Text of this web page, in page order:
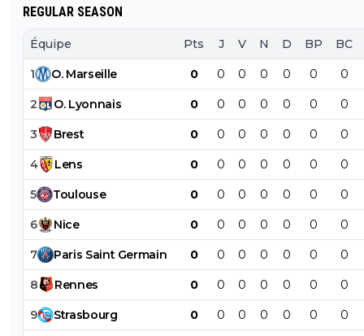
REGULAR SEASON
Équipe Pts J V N D BP BC
1 O. Marseille 0 0 0 0 0 0 0
2 O. Lyonnais 0 0 0 0 0 0 0
3 Brest 0 0 0 0 0 0 0
4 Lens 0 0 0 0 0 0 0
5 Toulouse 0 0 0 0 0 0 0
6 Nice 0 0 0 0 0 0 0
7 Paris Saint Germain 0 0 0 0 0 0 0
8 Rennes 0 0 0 0 0 0 0
9 Strasbourg 0 0 0 0 0 0 0